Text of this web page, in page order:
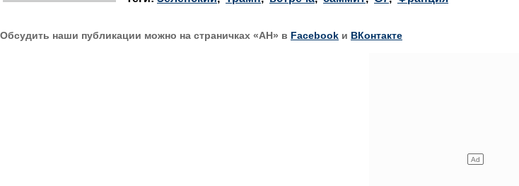
Обсудить наши публикации можно на страничках «АН» в Facebook и ВКонтакте